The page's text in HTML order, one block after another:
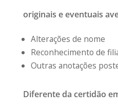
originais e eventuais
Alterações de nome
Reconhecimento de
Outras anotações
Diferente da certidão